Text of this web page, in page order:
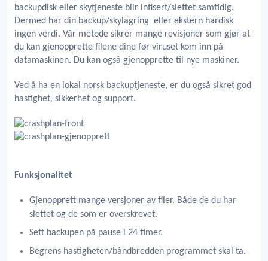
backupdisk eller skytjeneste blir infisert/slettet samtidig.
Dermed har din backup/skylagring eller ekstern hardisk
ingen verdi. Vår metode sikrer mange revisjoner som gjør at
du kan gjenopprette filene dine før viruset kom inn på
datamaskinen. Du kan også gjenopprette til nye maskiner.
Ved å ha en lokal norsk backuptjeneste, er du også sikret god
hastighet, sikkerhet og support.
Funksjonalitet
Gjenopprett mange versjoner av filer. Både de du har
slettet og de som er overskrevet.
Sett backupen på pause i 24 timer.
Begrens hastigheten/båndbredden programmet skal ta.